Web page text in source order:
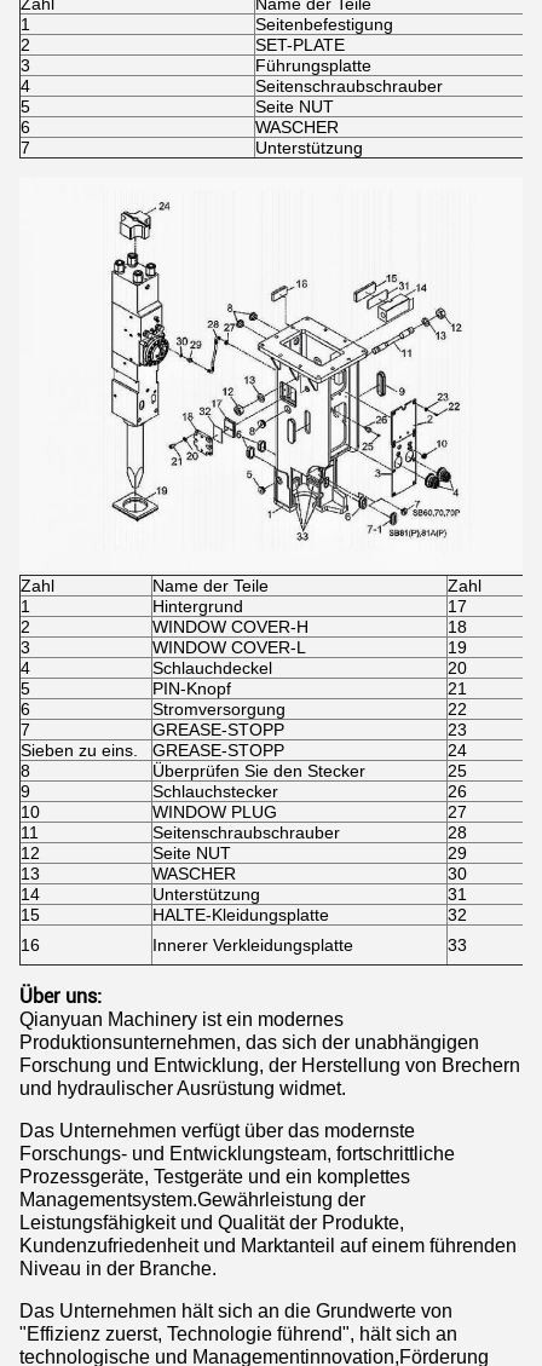
1
Seitenbefestigung
2
SET-PLATE
3
Führungsplatte
4
Seitenschraubschrauber
5
Seite NUT
6
WASCHER
7
Unterstützung
Zahl Name der Teile
Zahl
1
Hintergrund
17
2
WINDOW COVER-H
18
3
WINDOW COVER-L
19
4
Schlauchdeckel
20
5
PIN-Knopf
21
6
Stromversorgung
22
7
GREASE-STOPP
23
Sieben zu eins.
GREASE-STOPP
24
8
Überprüfen Sie den Stecker
25
9
Schlauchstecker
26
10
WINDOW PLUG
27
11
Seitenschraubschrauber
28
12
Seite NUT
29
13
WASCHER
30
14
Unterstützung
31
15
HALTE-Kleidungsplatte
32
16
Innerer Verkleidungsplatte 33
Über uns:
Qianyuan Machinery ist ein modernes
Produktionsunternehmen, das sich der unabhängigen
Forschung und Entwicklung, der Herstellung von Brechern
und hydraulischer Ausrüstung widmet.
Das Unternehmen verfügt über das modernste
Forschungs- und Entwicklungsteam, fortschrittliche
Prozessgeräte, Testgeräte und ein komplettes
Managementsystem.Gewährleistung der
Leistungsfähigkeit und Qualität der Produkte,
Kundenzufriedenheit und Marktanteil auf einem führenden
Niveau in der Branche.
Das Unternehmen hält sich an die Grundwerte von
"Effizienz zuerst, Technologie führend", hält sich an
technologische und Managementinnovation,Förderung